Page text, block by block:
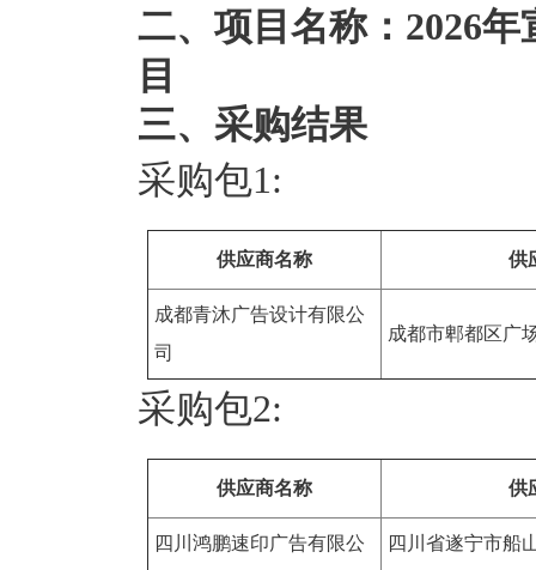
二、项目名称：2026
目
三、采购结果
采购包1:
供应商名称 供
成都青沐广告设计有限公
司
成都市郫都区广
采购包2:
供应商名称 供
四川鸿鹏速印广告有限公
四川省遂宁市船